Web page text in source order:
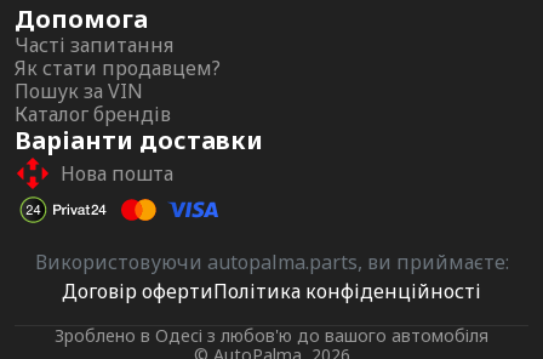
Допомога
Часті запитання
Як стати продавцем?
Пошук за VIN
Каталог брендів
Варіанти доставки
Нова пошта
Використовуючи autopalma.parts, ви приймаєте:
Договір офертиПолітика конфіденційності
Зроблено в Одесі з любов'ю до вашого автомобіля